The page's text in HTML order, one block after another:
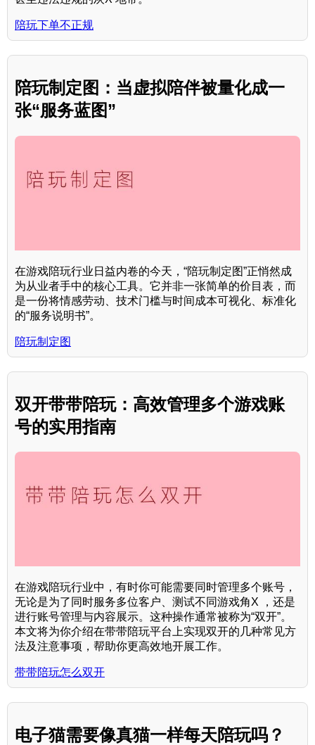
陪玩下单不正规
陪玩制定图：当虚拟陪伴被量化成一
张“服务蓝图”
在游戏陪玩行业日益内卷的今天，“陪玩制定图”正悄然成
为从业者手中的核心工具。它并非一张简单的价目表，而
是一份将情感劳动、技术门槛与时间成本可视化、标准化
的“服务说明书”。
陪玩制定图
双开带带陪玩：高效管理多个游戏账
号的实用指南
在游戏陪玩行业中，有时你可能需要同时管理多个账号，
无论是为了同时服务多位客户、测试不同游戏角X ，还是
进行账号管理与内容展示。这种操作通常被称为“双开”。
本文将为你介绍在带带陪玩平台上实现双开的几种常见方
法及注意事项，帮助你更高效地开展工作。
带带陪玩怎么双开
电子猫需要像真猫一样每天陪玩吗？